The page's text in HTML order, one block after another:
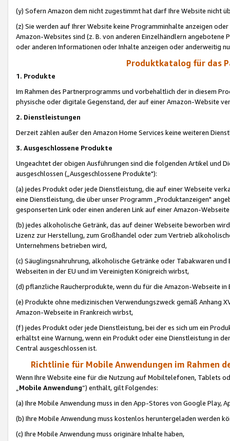
(y) Sofern Amazon dem nicht zugestimmt hat darf Ihre Website nicht
(z) Sie werden auf Ihrer Website keine Programminhalte anzeigen
Amazon-Websites sind (z. B. von anderen Einzelhändlern
oder anderen Informationen oder Inhalte anzeigen oder anderweitig
Produktkatalog für das
1. Produkte
Im Rahmen des Partnerprogramms und vorbehaltlich der in diesem
physische oder digitale Gegenstand, der auf einer Amazon-Website
2. Dienstleistungen
Derzeit zählen außer den Amazon Home Services keine weiteren
3. Ausgeschlossene Produkte
Ungeachtet der obigen Ausführungen sind die folgenden Artikel und
ausgeschlossen („Ausgeschlossene Produkte"):
(a) jedes Produkt oder jede Dienstleistung, die auf einer Webseite
eine Dienstleistung, die über unser Programm „Produktanzeigen"
gesponserten Link oder einen anderen Link auf einer Amazon-
(b) jedes alkoholische Getränk, das auf deiner Webseite beworben
Lizenz zur Herstellung, zum Großhandel oder zum Vertrieb
Unternehmens betrieben wird,
(c) Säuglingsnahruhrung, alkoholische Getränke oder Tabakwaren
Webseiten in der EU und im Vereinigten Königreich wirbst,
(d) pflanzliche Raucherprodukte, wenn du für die Amazon-Webseite in
(e) Produkte ohne medizinischen Verwendungszweck gemäß Anhang
Amazon-Webseite in Frankreich wirbst,
(f) jedes Produkt oder jede Dienstleistung, bei der es sich um ein
erhältst eine Warnung, wenn ein Produkt oder eine Dienstleistung in
Central ausgeschlossen ist.
Richtlinie für Mobile Anwendungen im Rahmen
Wenn Ihre Website eine für die Nutzung auf Mobiltelefonen, Tablets
„Mobile Anwendung“) enthält, gilt Folgendes:
(a) Ihre Mobile Anwendung muss in den App-Stores von Google Play,
(b) Ihre Mobile Anwendung muss kostenlos heruntergeladen werden
(c) Ihre Mobile Anwendung muss originäre Inhalte haben,